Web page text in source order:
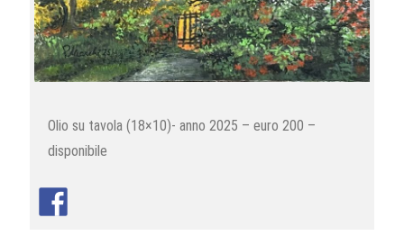
Olio su tavola (18×10)- anno 2025 – euro 200 –
disponibile